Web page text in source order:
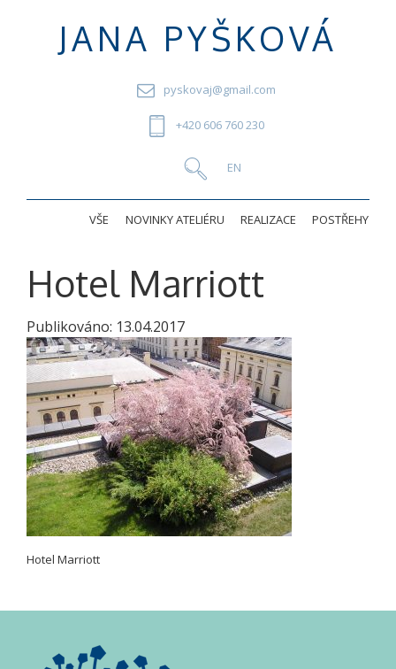
JANA PYŠKOVÁ
pyskovaj@gmail.com
+420 606 760 230
VŠE NOVINKY ATELIÉRU REALIZACE POSTŘEHY
Hotel Marriott
Publikováno: 13.04.2017
Hotel Marriott